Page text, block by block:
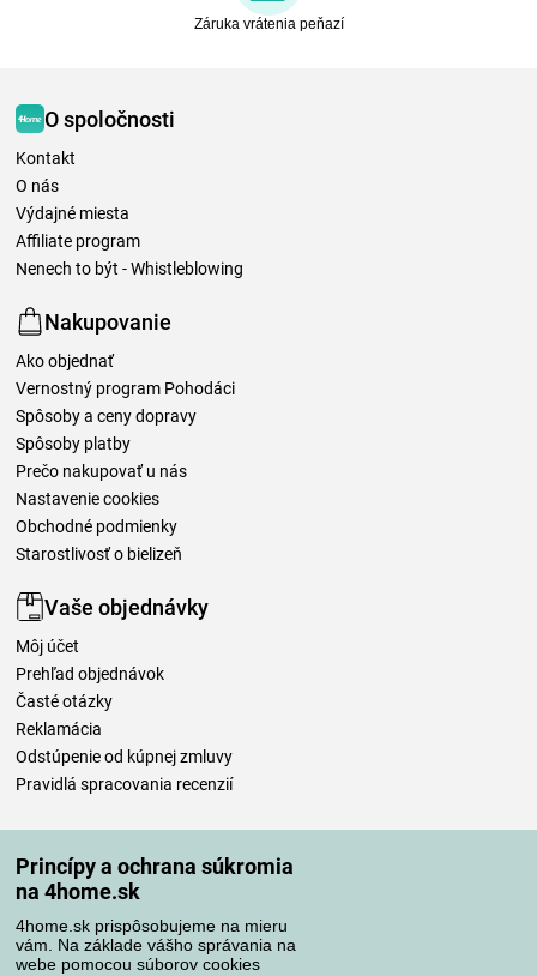
Princípy a ochrana súkromia
na 4home.sk
4home.sk prispôsobujeme na mieru
vám. Na základe vášho správania na
webe pomocou súborov cookies
Záruka vrátenia peňazí
O spoločnosti
Kontakt
O nás
Výdajné miesta
Affiliate program
Nenech to být - Whistleblowing
Nakupovanie
Ako objednať
Vernostný program Pohodáci
Spôsoby a ceny dopravy
Spôsoby platby
Prečo nakupovať u nás
Nastavenie cookies
Obchodné podmienky
Starostlivosť o bielizeň
Vaše objednávky
Môj účet
Prehľad objednávok
Časté otázky
Reklamácia
Odstúpenie od kúpnej zmluvy
Pravidlá spracovania recenzií
Spôsoby platby